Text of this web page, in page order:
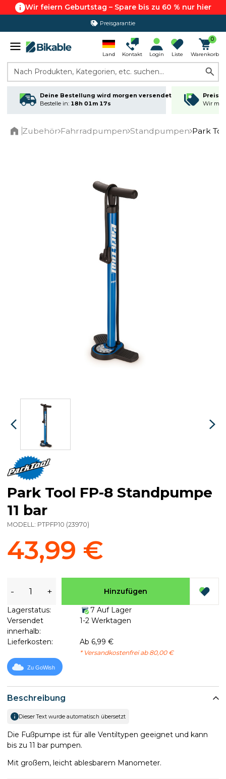
Wir feiern Geburtstag – Spare bis zu 60 % nur hier
Preisgarantie
365 Tage Rückgabe*
Land Kontakt Login Liste
0
Warenkorb
Nach Produkten, Kategorien, etc. suchen...
Deine Bestellung wird morgen versendet
Bestelle in: 18h 01m 16s
Wir
Zubehör Fahrradpumpen Standpumpen Park
Beschreibung
Dieser Text wurde automatisch übersetzt
Die Fußpumpe ist für alle Ventiltypen geeignet und kann
bis zu 11 bar pumpen.
Mit großem, leicht ablesbarem Manometer.
Park Tool FP-8 Standpumpe
11 bar
MODELL: PTPFP10 (23970)
43,99 €
- + Hinzufügen
Lagerstatus:
7 Auf Lager
Versendet
innerhalb:
1-2 Werktagen
Lieferkosten: Ab 6,99 €
* Versandkostenfrei ab 80,00 €
Zu GoWish